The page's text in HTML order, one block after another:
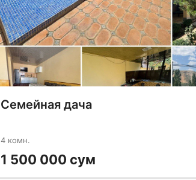
Семейная дача
4 комн.
1 500 000 сум